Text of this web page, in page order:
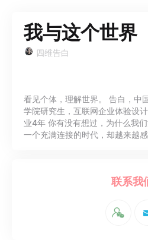
我与这个世界
四维告白
看见个体，理解世界。 告白，中
学院研究生，互联网企业体验设
业4年 你有没有想过，为什么我
一个充满连接的时代，却越来越感
全不同—— 有人活成了别人期待的
有人甚至忘了怎么活成'自己'。 今
我们聊聊那些'活成了自己'或者'正
联系我